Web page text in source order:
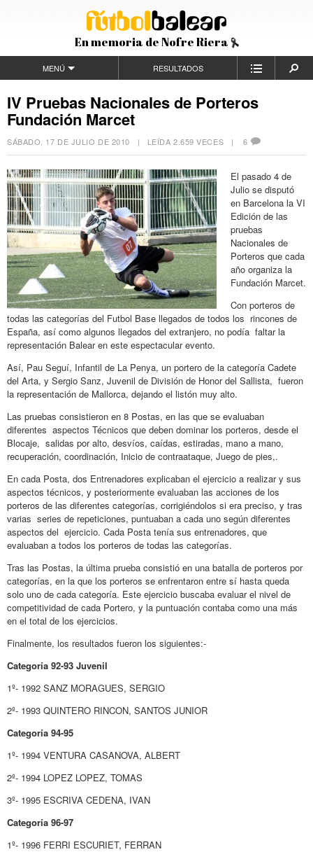
En memoria de Nofre Riera
MENÚ RESULTADOS
IV Pruebas Nacionales de Porteros
Fundación Marcet
SÁBADO, 17 DE JULIO DE 2010 | LEÍDA 2.659 VECES |6
El pasado 4 de
Julio se disputó
en Barcelona la VI
Edición de las
pruebas
Nacionales de
Porteros que cada
año organiza la
Fundación Marcet.
Con porteros de
todas las categorías del Futbol Base llegados de todos los rincones de
España, así como algunos llegados del extranjero, no podía faltar la
representación Balear en este espectacular evento.
Así, Pau Seguí, Infantil de La Penya, un portero de la categoría Cadete
del Arta, y Sergio Sanz, Juvenil de División de Honor del Sallista, fueron
la representación de Mallorca, dejando el listón muy alto.
Las pruebas consistieron en 8 Postas, en las que se evaluaban
diferentes aspectos Técnicos que deben dominar los porteros, desde el
Blocaje, salidas por alto, desvíos, caídas, estiradas, mano a mano,
recuperación, coordinación, Inicio de contraataque, Juego de pies,.
En cada Posta, dos Entrenadores explicaban el ejercicio a realizar y sus
aspectos técnicos, y posteriormente evaluaban las acciones de los
porteros de las diferentes categorías, corrigiéndolos si era preciso, y tras
varias series de repeticiones, puntuaban a cada uno según diferentes
aspectos del ejercicio. Cada Posta tenía sus entrenadores, que
evaluaban a todos los porteros de todas las categorías.
Tras las Postas, la última prueba consistió en una batalla de porteros por
categorías, en la que los porteros se enfrentaron entre sí hasta queda
solo uno de cada categoría. Este ejercicio buscaba evaluar el nivel de
competitividad de cada Portero, y la puntuación contaba como una más
en el total de los ejercicios.
Finalmente, los resultados fueron los siguientes:-
Categoría 92-93 Juvenil
1º- 1992 SANZ MORAGUES, SERGIO
2º- 1993 QUINTERO RINCON, SANTOS JUNIOR
Categoría 94-95
1º- 1994 VENTURA CASANOVA, ALBERT
2º- 1994 LOPEZ LOPEZ, TOMAS
3º- 1995 ESCRIVA CEDENA, IVAN
Categoría 96-97
1º- 1996 FERRI ESCURIET, FERRAN